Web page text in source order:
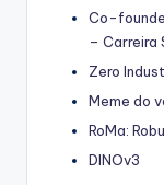
Co-
– Carreira
Zero
Meme do
RoMa:
DINOv3